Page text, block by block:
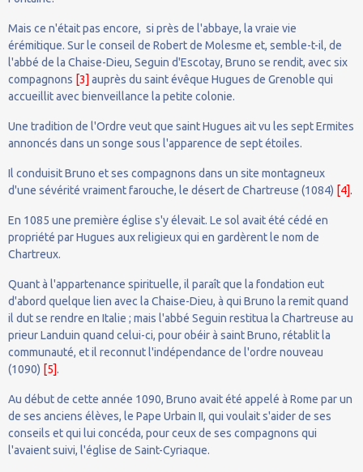
Mais ce n'était pas encore, si près de l'abbaye, la vraie vie
érémitique. Sur le conseil de Robert de Molesme et, semble-t-il, de
l'abbé de la Chaise-Dieu, Seguin d'Escotay, Bruno se rendit, avec six
compagnons [3] auprès du saint évêque Hugues de Grenoble qui
accueillit avec bienveillance la petite colonie.
Une tradition de l'Ordre veut que saint Hugues ait vu les sept Ermites
annoncés dans un songe sous l'apparence de sept étoiles.
Il conduisit Bruno et ses compagnons dans un site montagneux
d'une sévérité vraiment farouche, le désert de Chartreuse (1084) [4].
En 1085 une première église s'y élevait. Le sol avait été cédé en
propriété par Hugues aux religieux qui en gardèrent le nom de
Chartreux.
Quant à l'appartenance spirituelle, il paraît que la fondation eut
d'abord quelque lien avec la Chaise-Dieu, à qui Bruno la remit quand
il dut se rendre en Italie ; mais l'abbé Seguin restitua la Chartreuse au
prieur Landuin quand celui-ci, pour obéir à saint Bruno, rétablit la
communauté, et il reconnut l'indépendance de l'ordre nouveau
(1090) [5].
Au début de cette année 1090, Bruno avait été appelé à Rome par un
de ses anciens élèves, le Pape Urbain II, qui voulait s'aider de ses
conseils et qui lui concéda, pour ceux de ses compagnons qui
l'avaient suivi, l'église de Saint-Cyriaque.